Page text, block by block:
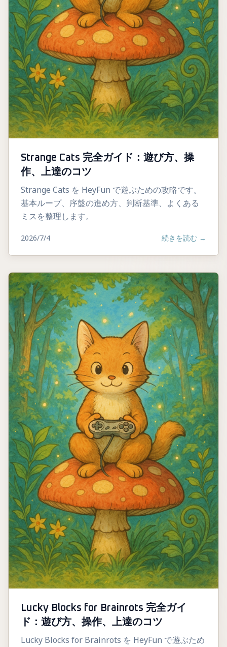
Strange Cats 完全ガイド：遊び方、操
作、上達のコツ
Strange Cats を HeyFun で遊ぶための攻略です。
基本ループ、序盤の進め方、判断基準、よくある
ミスを整理します。
2026/7/4 続きを読む →
Lucky Blocks for Brainrots 完全ガイ
ド：遊び方、操作、上達のコツ
Lucky Blocks for Brainrots を HeyFun で遊ぶため